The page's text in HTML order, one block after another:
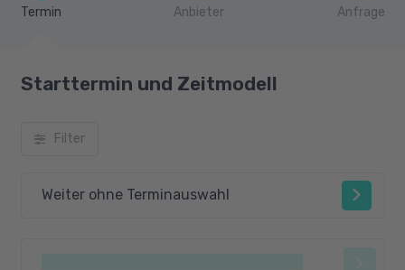
Termin Anbieter Anfrage
Starttermin und Zeitmodell
Filter
Weiter ohne Terminauswahl